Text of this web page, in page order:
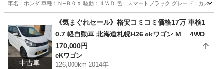
車名：ホンダ 車種：Ｎ−ＢＯＸ 駆動：４ＷＤ 色：スマートブラック グレード：カス
稲積公園駅 N-BOX
中古車
《気まぐれセール》格安コミコミ価格17万 車検1
0.7 軽自動車 北海道札幌H26 ekワゴン M 4WD
170,000円
eKワゴン
126,000km 2014年